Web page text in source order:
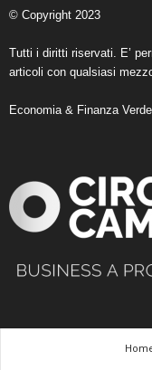
© Copyright 2023
Tutti i diritti riservati. E’
articoli con qualsiasi
Economia & Finanza